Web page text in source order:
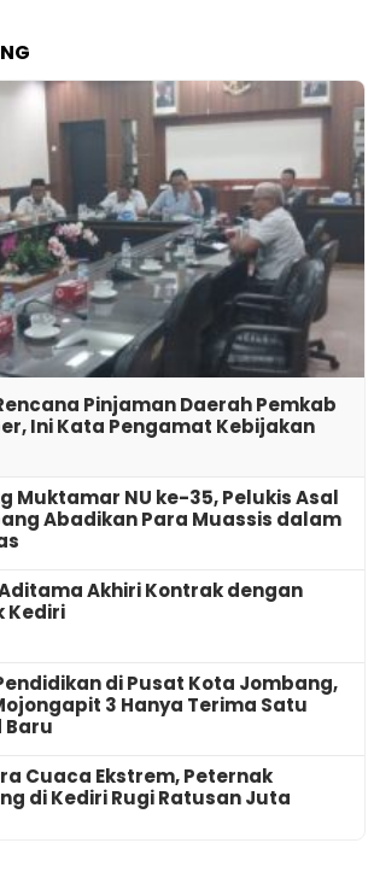
Pinjaman Daerah Pemkab
Ini Kata Pengamat Kebijakan
Muktamar NU ke-35, Pelukis Asal
Abadikan Para Muassis dalam
Akhiri Kontrak dengan
Kediri
di Pusat Kota Jombang,
3 Hanya Terima Satu
Baru
Cuaca Ekstrem, Peternak
di Kediri Rugi Ratusan Juta